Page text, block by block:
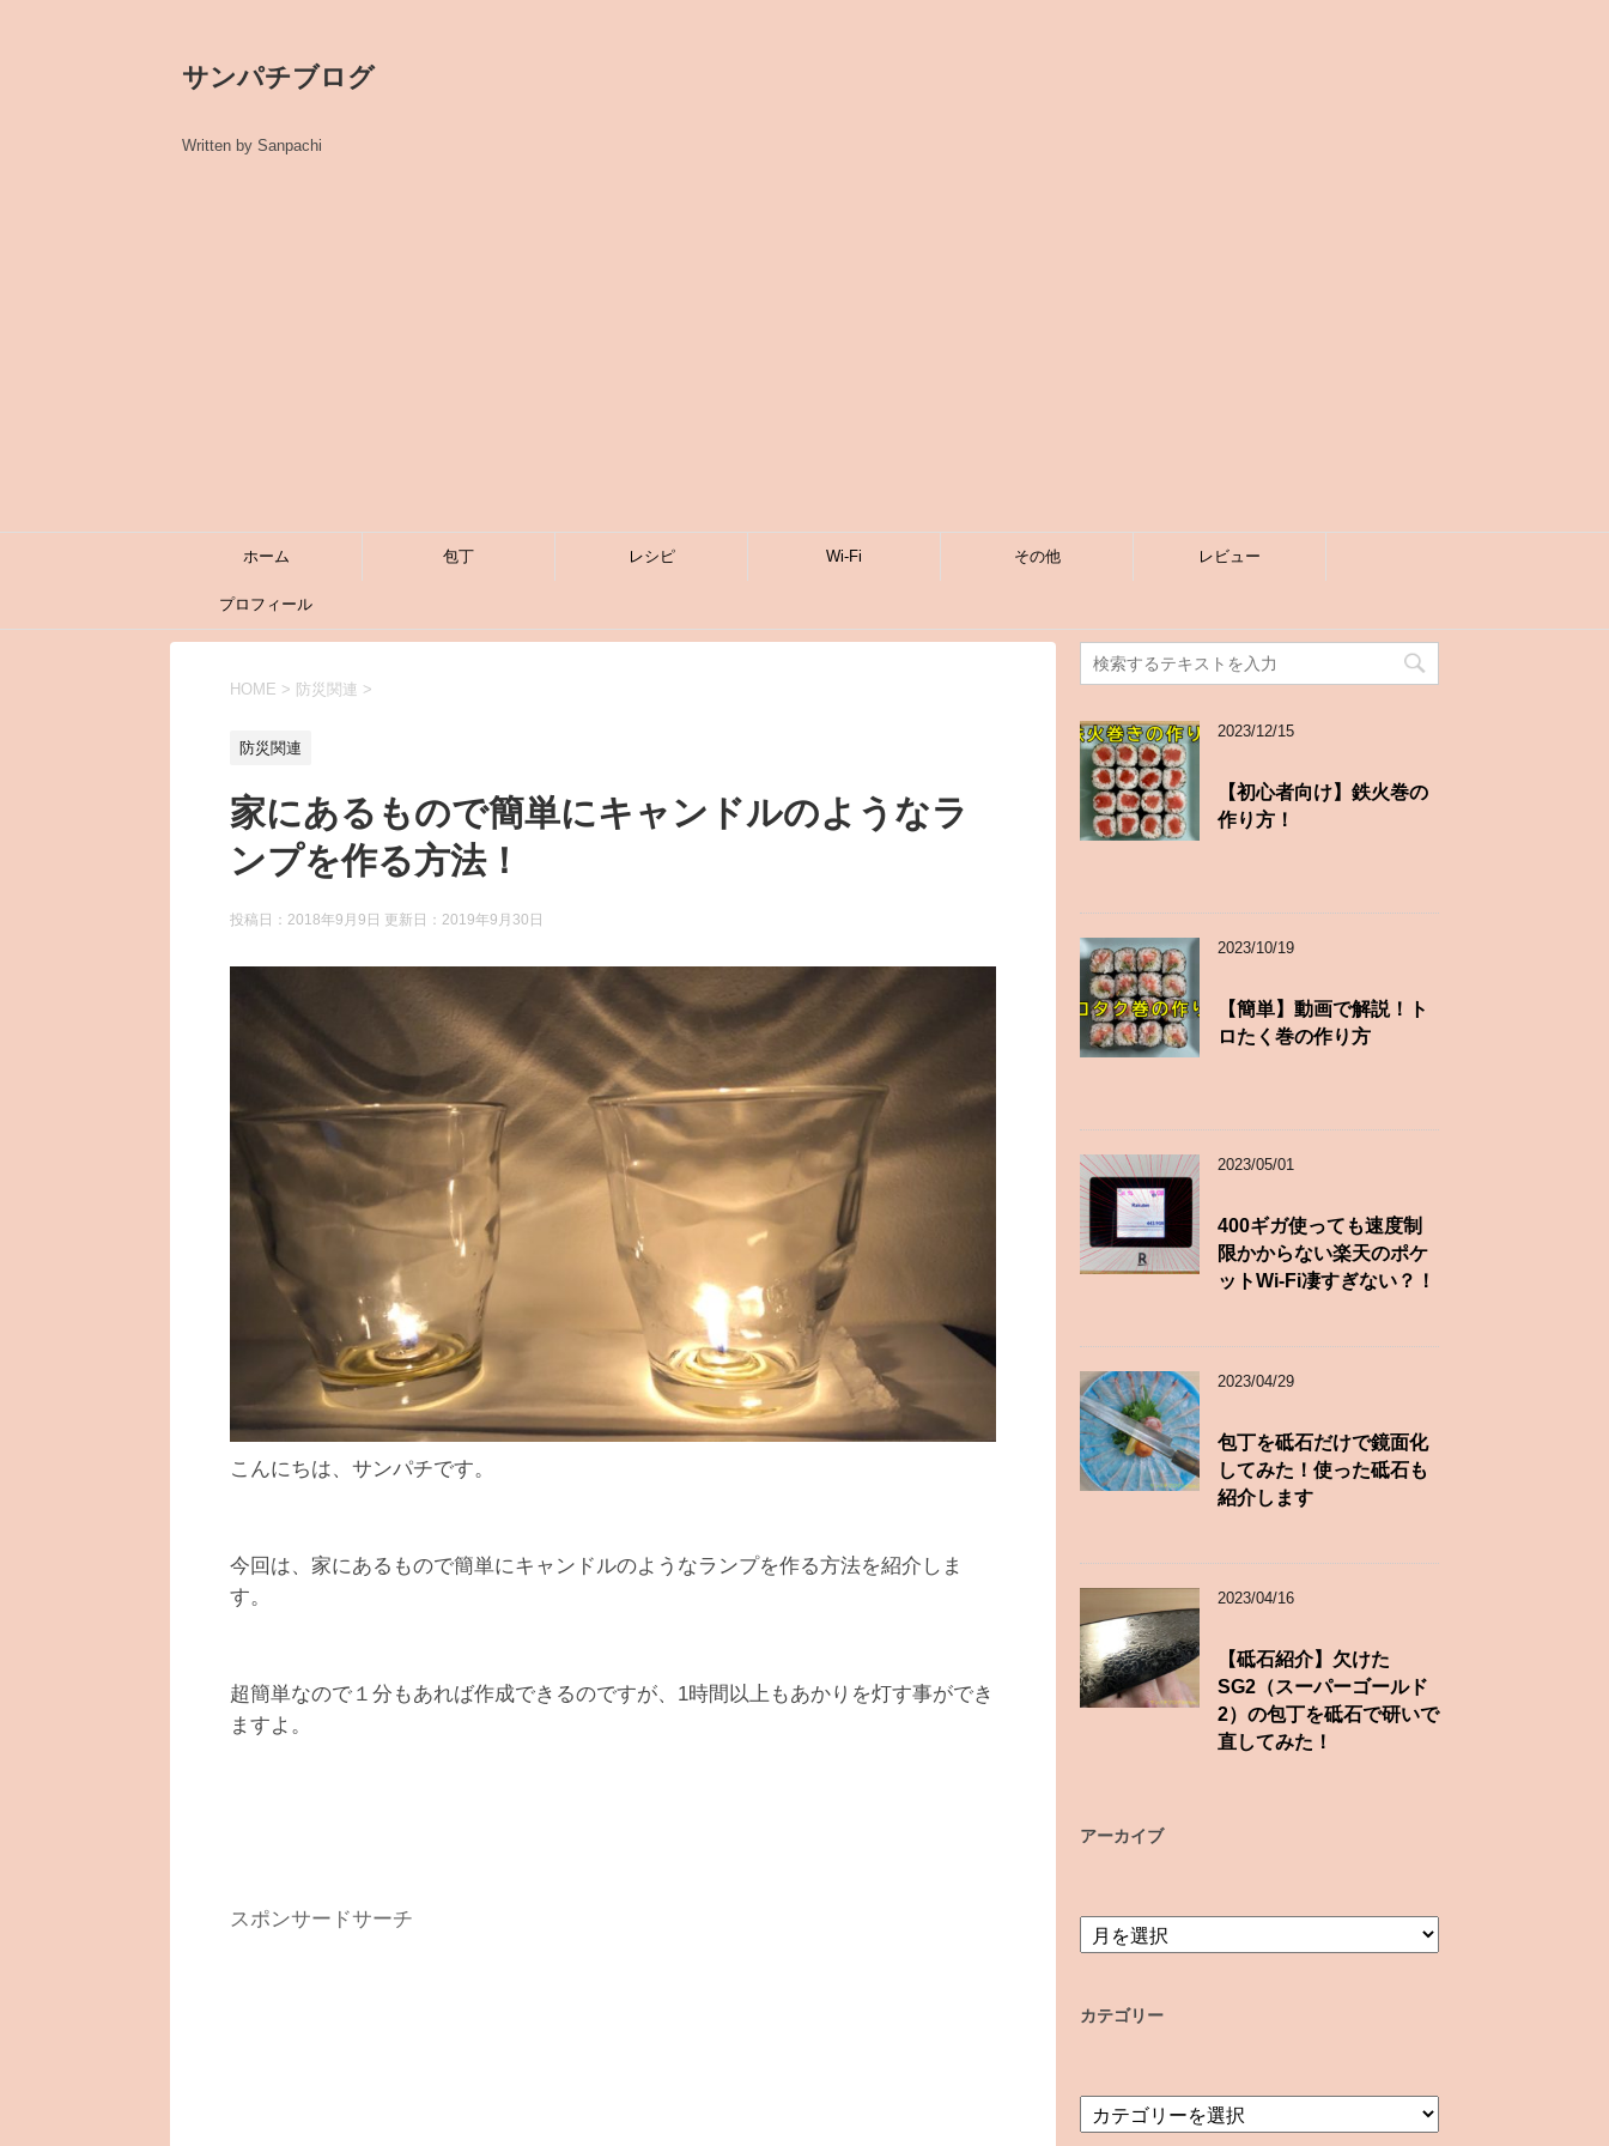
サンパチブログ
Written by Sanpachi
ホーム 包丁 レシピ Wi-Fi その他 レビュー
プロフィール
HOME > 防災関連 >
防災関連
家にあるもので簡単にキャンドルのようなラ
ンプを作る方法！
投稿日：2018年9月9日 更新日： 2019年9月30日
こんにちは、サンパチです。
今回は、家にあるもので簡単にキャンドルのようなランプを作る方法を紹介しま
す。
超簡単なので１分もあれば作成できるのですが、1時間以上もあかりを灯す事ができ
ますよ。
スポンサードサーチ
2023/12/15
【初心者向け】鉄火巻の
作り方！
2023/10/19
【簡単】動画で解説！ト
ロたく巻の作り方
2023/05/01
400ギガ使っても速度制
限かからない楽天のポケ
ットWi-Fi凄すぎない？！
2023/04/29
包丁を砥石だけで鏡面化
してみた！使った砥石も
紹介します
2023/04/16
【砥石紹介】欠けた
SG2（スーパーゴールド
2）の包丁を砥石で研いで
直してみた！
アーカイブ
ア
ー
ブ
カテゴリー
テ